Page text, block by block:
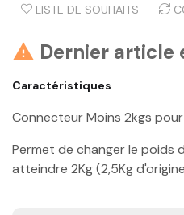
LISTE DE SOUHAITS
 Dernier article
Caractéristiques
Connecteur Moins 2kgs
Permet de changer le poids
atteindre 2Kg (2,5Kg